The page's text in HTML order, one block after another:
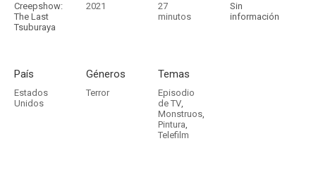
Creepshow:
The Last
Tsuburaya
2021
27
minutos
Sin
información
País
Estados
Unidos
Géneros
Terror
Temas
Episodio
de TV,
Monstruos,
Pintura,
Telefilm